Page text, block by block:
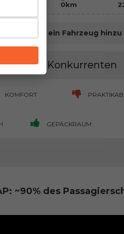
0km
fügen Sie ein Fahrzeug hinzu
direkten Konkurrenten
KOMFORT
GEPÄCKRAUM
~90% des